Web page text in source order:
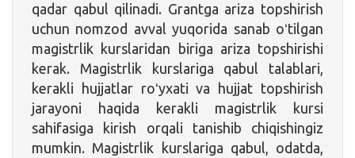
qadar qabul qilinadi. Grantga ariza topshirish
uchun nomzod avval yuqorida sanab oʻtilgan
magistrlik kurslaridan biriga ariza topshirishi
kerak. Magistrlik kurslariga qabul talablari,
kerakli hujjatlar roʻyxati va hujjat topshirish
jarayoni haqida kerakli magistrlik kursi
sahifasiga kirish orqali tanishib chiqishingiz
mumkin. Magistrlik kurslariga qabul, odatda,